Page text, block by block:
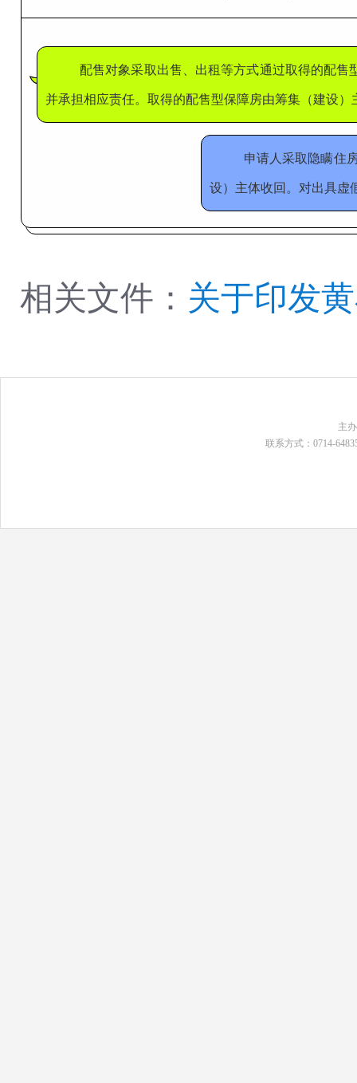
配售对象采取出售、出租等方式通过取得的配
并承担相应责任。取得的配售型保障房由筹集（建设）
申请人采取隐瞒住
设）主体收回。对出具虚
相关文件： 关于印发
主
联系方式：0714-